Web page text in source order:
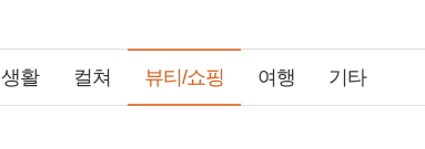
생활 컬쳐 뷰티/쇼핑 여행 기타